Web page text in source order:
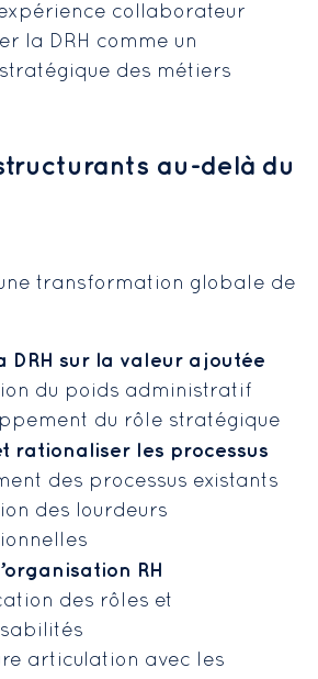
collaborateur
la DRH comme un
des métiers
au-delà du
transformation globale de
DRH sur la valeur ajoutée
du poids administratif
du rôle stratégique
rationaliser les processus
des processus existants
des lourdeurs
RH
des rôles et
articulation avec les